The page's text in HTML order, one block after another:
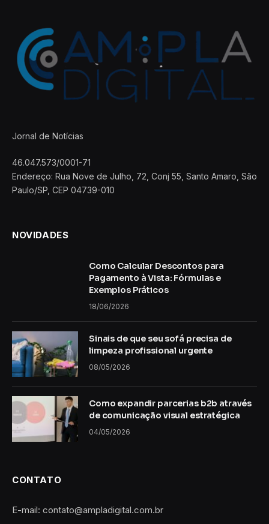
Jornal de Notícias
46.047.573/0001-71
Endereço: Rua Nove de Julho, 72, Conj 55, Santo Amaro, São
Paulo/SP, CEP 04739-010
NOVIDADES
Como Calcular Descontos para
Pagamento à Vista: Fórmulas e
Exemplos Práticos
18/06/2026
Sinais de que seu sofá precisa de
limpeza profissional urgente
08/05/2026
Como expandir parcerias b2b através
de comunicação visual estratégica
04/05/2026
CONTATO
E-mail: contato@ampladigital.com.br